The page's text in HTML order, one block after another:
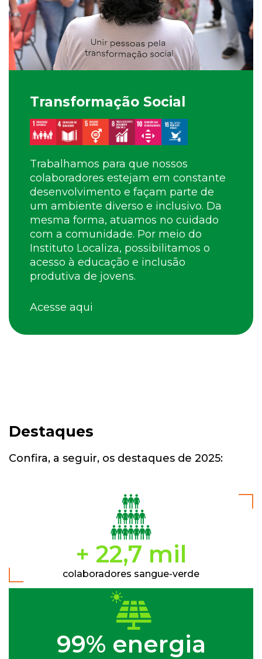
Transformação Social
Trabalhamos para que nossos
colaboradores estejam em constante
desenvolvimento e façam parte de
um ambiente diverso e inclusivo. Da
mesma forma, atuamos no cuidado
com a comunidade. Por meio do
Instituto Localiza, possibilitamos o
acesso à educação e inclusão
produtiva de jovens.
Acesse aqui
Destaques
Confira, a seguir, os destaques de 2025:
+ 22,7 mil
colaboradores sangue-verde
100% energia